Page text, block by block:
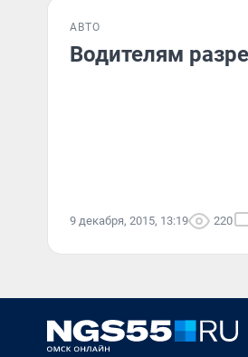
АВТО
Водителям
9 декабря, 2015, 13:19 220